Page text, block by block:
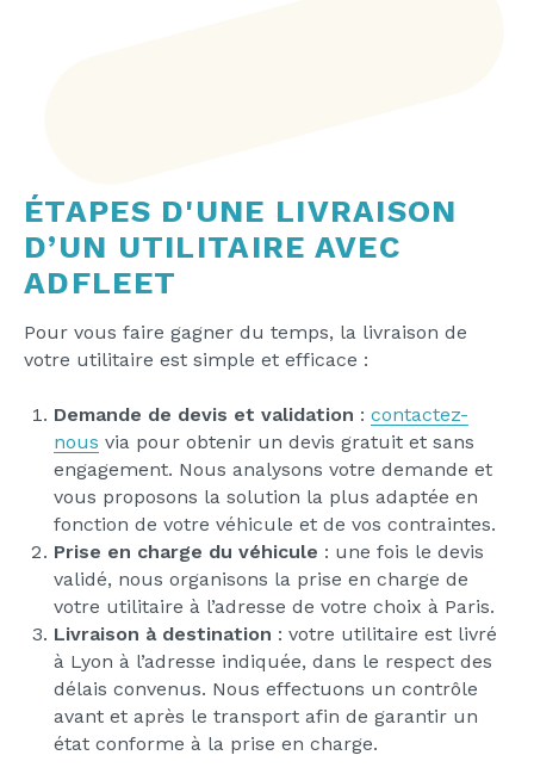
ÉTAPES D'UNE LIVRAISON
D’UN UTILITAIRE AVEC
ADFLEET
Pour vous faire gagner du temps, la livraison de
votre utilitaire est simple et efficace :
Demande de devis et validation : contactez-
nous via pour obtenir un devis gratuit et sans
engagement. Nous analysons votre demande et
vous proposons la solution la plus adaptée en
fonction de votre véhicule et de vos contraintes.
Prise en charge du véhicule : une fois le devis
validé, nous organisons la prise en charge de
votre utilitaire à l’adresse de votre choix à Paris.
Livraison à destination : votre utilitaire est livré
à Lyon à l’adresse indiquée, dans le respect des
délais convenus. Nous effectuons un contrôle
avant et après le transport afin de garantir un
état conforme à la prise en charge.